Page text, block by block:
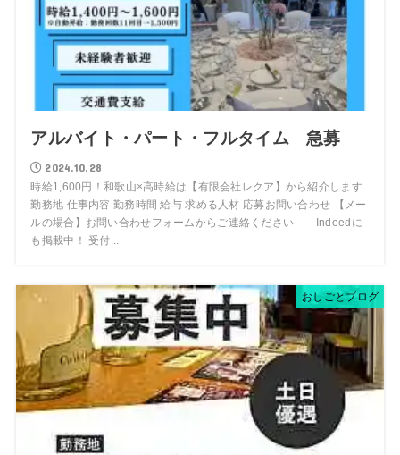
アルバイト・パート・フルタイム 急募
2024.10.28
時給1,600円！和歌山×高時給は【有限会社レクア】から紹介します
勤務地 仕事内容 勤務時間 給与 求める人材 応募お問い合わせ 【メー
ルの場合】お問い合わせフォームからご連絡ください Indeedに
も掲載中！ 受付...
おしごとブログ